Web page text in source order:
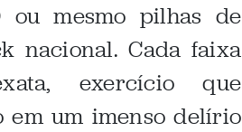
ou mesmo pilhas de
nacional. Cada faixa
exercício que
em um imenso delírio